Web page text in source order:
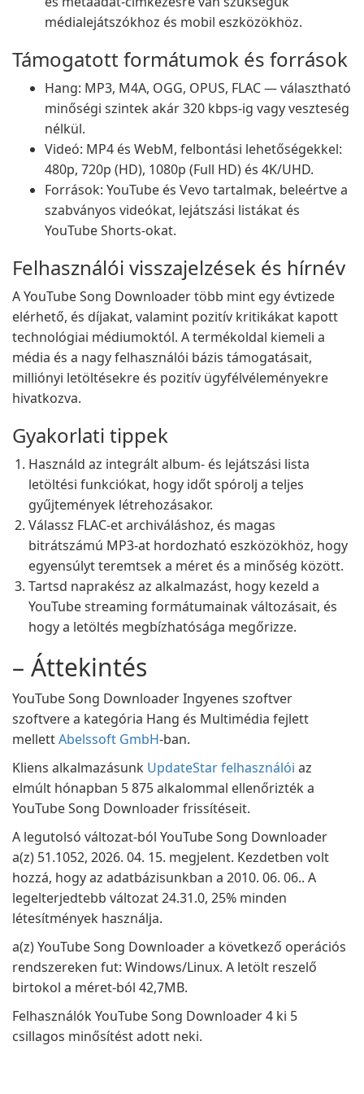
médialejátszókhoz és mobil eszközökhöz.
Támogatott formátumok és források
Hang: MP3, M4A, OGG, OPUS, FLAC — választható
minőségi szintek akár 320 kbps-ig vagy veszteség
nélkül.
Videó: MP4 és WebM, felbontási lehetőségekkel:
480p, 720p (HD), 1080p (Full HD) és 4K/UHD.
Források: YouTube és Vevo tartalmak, beleértve a
szabványos videókat, lejátszási listákat és
YouTube Shorts-okat.
Felhasználói visszajelzések és hírnév
A YouTube Song Downloader több mint egy évtizede
elérhető, és díjakat, valamint pozitív kritikákat kapott
technológiai médiumoktól. A termékoldal kiemeli a
média és a nagy felhasználói bázis támogatásait,
milliónyi letöltésekre és pozitív ügyfélvéleményekre
hivatkozva.
Gyakorlati tippek
Használd az integrált album- és lejátszási lista
letöltési funkciókat, hogy időt spórolj a teljes
gyűjtemények létrehozásakor.
Válassz FLAC-et archiváláshoz, és magas
bitrátszámú MP3-at hordozható eszközökhöz, hogy
egyensúlyt teremtsek a méret és a minőség között.
Tartsd naprakész az alkalmazást, hogy kezeld a
YouTube streaming formátumainak változásait, és
hogy a letöltés megbízhatósága megőrizze.
– Áttekintés
YouTube Song Downloader Ingyenes szoftver
szoftvere a kategória Hang és Multimédia fejlett
mellettAbelssoft GmbH-ban.
Kliens alkalmazásunk UpdateStar felhasználói az
elmúlt hónapban 5 875 alkalommal ellenőrizték a
YouTube Song Downloader frissítéseit.
A legutolsó változat-ból YouTube Song Downloader
a(z) 51.1052, 2026. 04. 15. megjelent. Kezdetben volt
hozzá, hogy az adatbázisunkban a 2010. 06. 06.. A
legelterjedtebb változat 24.31.0, 25% minden
létesítmények használja.
a(z) YouTube Song Downloader a következő operációs
rendszereken fut: Windows/Linux. A letölt reszelő
birtokol a méret-ból 42,7MB.
Felhasználók YouTube Song Downloader 4 ki 5
csillagos minősítést adott neki.